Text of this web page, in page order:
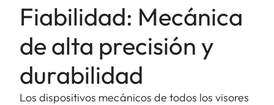
Fiabilidad: Mecánica
de alta precisión y
durabilidad
Los dispositivos mecánicos de todos los visores